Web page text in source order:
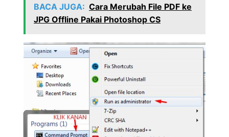
BACA JUGA: Cara Merubah File PDF ke
JPG Offline Pakai Photoshop CS